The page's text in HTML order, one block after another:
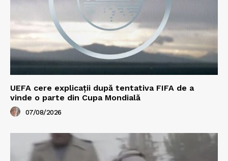
UEFA cere explicații după tentativa FIFA de a
vinde o parte din Cupa Mondială
07/08/2026